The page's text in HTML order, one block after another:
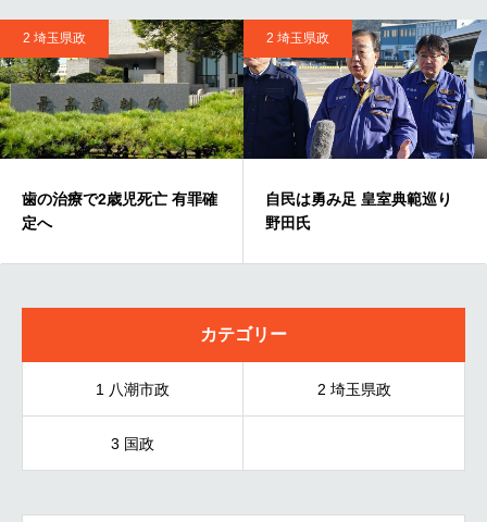
2 埼玉県政
歯の治療で2歳児死亡 有罪確
定へ
2 埼玉県政
自民は勇み足 皇室典範巡り
野田氏
カテゴリー
1 八潮市政 2 埼玉県政
3 国政